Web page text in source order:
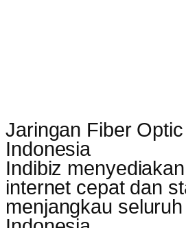
Jaringan Fiber
Indonesia
Indibiz
internet cepat dan
menjangkau